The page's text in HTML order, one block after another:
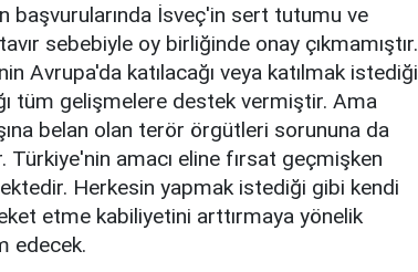
başvurularında İsveç'in sert tutumu ve
sebebiyle oy birliğinde onay çıkmamıştır.
Avrupa'da katılacağı veya katılmak istediği
tüm gelişmelere destek vermiştir. Ama
belan olan terör örgütleri sorununa da
amacı eline fırsat geçmişken
Herkesin yapmak istediği gibi kendi
etme kabiliyetini arttırmaya yönelik
edecek.